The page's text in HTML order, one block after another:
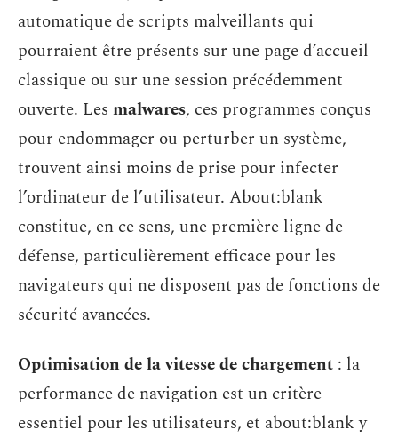
automatique de scripts malveillants qui
pourraient être présents sur une page d’accueil
classique ou sur une session précédemment
ouverte. Les malwares, ces programmes conçus
pour endommager ou perturber un système,
trouvent ainsi moins de prise pour infecter
l’ordinateur de l’utilisateur. About:blank
constitue, en ce sens, une première ligne de
défense, particulièrement efficace pour les
navigateurs qui ne disposent pas de fonctions de
sécurité avancées.
Optimisation de la vitesse de chargement : la
performance de navigation est un critère
essentiel pour les utilisateurs, et about:blank y